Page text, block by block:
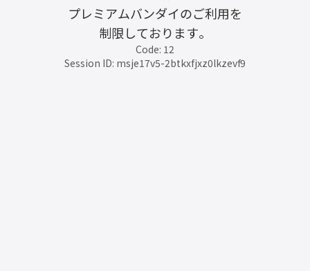
プレミアムバンダイのご利用を
制限しております。
Code: 12
Session ID: msje17v5-2btkxfjxz0lkzevf9